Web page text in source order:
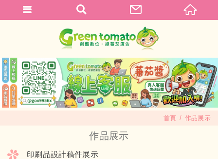
作品展示
首頁 作品展示
印刷品設計稿件展示